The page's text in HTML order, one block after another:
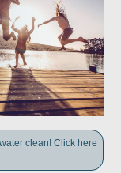
clean! Click here